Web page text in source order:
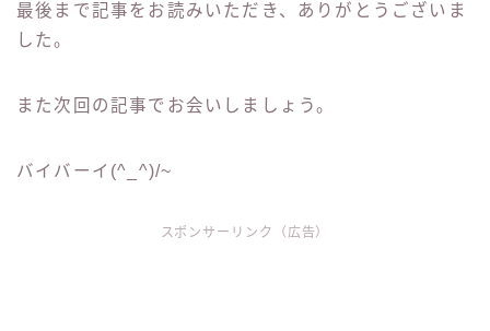
最後まで記事をお読みいただき、ありがとうございま
した。
また次回の記事でお会いしましょう。
バイバーイ(^_^)/~
スポンサーリンク（広告）